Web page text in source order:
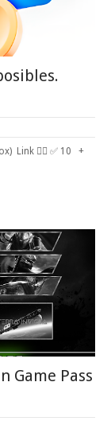
Link 👈🏼 ✅ 10 +
Game Pass